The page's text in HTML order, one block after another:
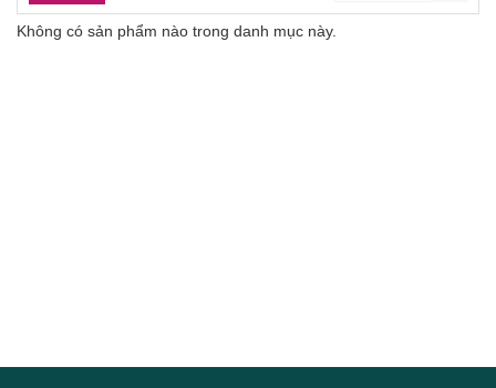
Không có sản phẩm nào trong danh mục này.